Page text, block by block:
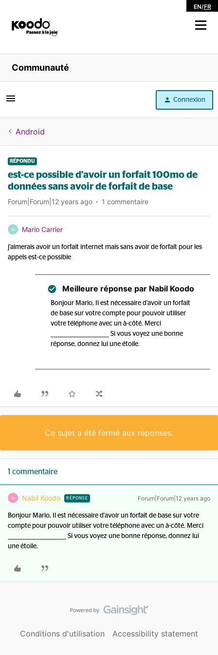
EN/FR
Magasiner
Libre service
Aide
Communauté
Connexion
Android
RÉPONDU
est-ce possible d'avoir un forfait 100mo de
données sans avoir de forfait de base
Forum|Forum|12 years ago 1 commentaire
M Mario Carrier
j'aimerais avoir un forfait internet mais sans avoir de forfait pour les
appels est-ce possible
Meilleure réponse par Nabil Koodo
Bonjour Mario, Il est nécessaire d'avoir un forfait
de base sur votre compte pour pouvoir utiliser
votre téléphone avec un à-côté. Merci
________________________ Si vous voyez une bonne
réponse, donnez lui une étoile.
Ce sujet a été fermé aux réponses.
1 commentaire
N Nabil Koodo RÉPONSE Forum|Forum|12 years ago
Bonjour Mario, Il est nécessaire d'avoir un forfait de base sur votre
compte pour pouvoir utiliser votre téléphone avec un à-côté. Merci
________________________ Si vous voyez une bonne réponse, donnez lui
une étoile.
Conditions d'utilisation Accessibility statement